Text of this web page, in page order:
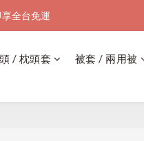
領  馬上折
全台免運
領  馬上折
/ 枕頭套 被套 / 兩用被